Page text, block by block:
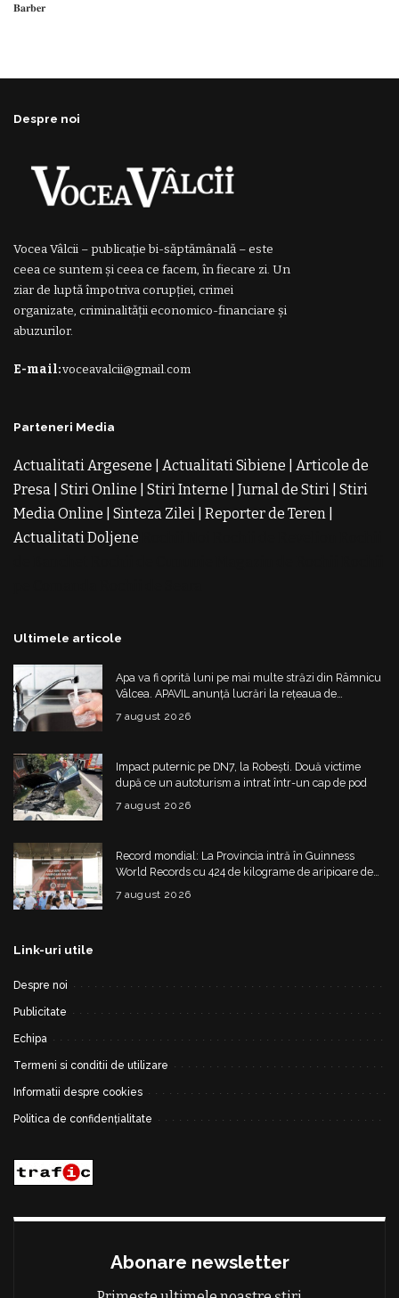
𝐁𝐚𝐫𝐛𝐞𝐫
Despre noi
Vocea Vâlcii – publicație bi-săptămânală – este
ceea ce suntem și ceea ce facem, în fiecare zi. Un
ziar de luptă împotriva corupției, crimei
organizate, criminalității economico-financiare și
abuzurilor.
E-mail:voceavalcii@gmail.com
Parteneri Media
Actualitati Argesene Actualitati Sibiene
Articole de
Presa Stiri Online Stiri Interne Jurnal de Stiri Stiri
Media Online
Sinteza Zilei Reporter de Teren
Actualitati Doljene
Ultimele articole
Apa va fi oprită luni pe mai multe străzi din Râmnicu
Vâlcea. APAVIL anunță lucrări la rețeaua de
alimentare
7 august 2026
Impact puternic pe DN7, la Robești. Două victime
după ce un autoturism a intrat într-un cap de pod
7 august 2026
Record mondial: La Provincia intră în Guinness
World Records cu 424 de kilograme de aripioare de
pui servite la un eveniment
7 august 2026
Link-uri utile
Despre noi
Publicitate
Echipa
Termeni si conditii de utilizare
Informatii despre cookies
Politica de confidențialitate
Abonare newsletter